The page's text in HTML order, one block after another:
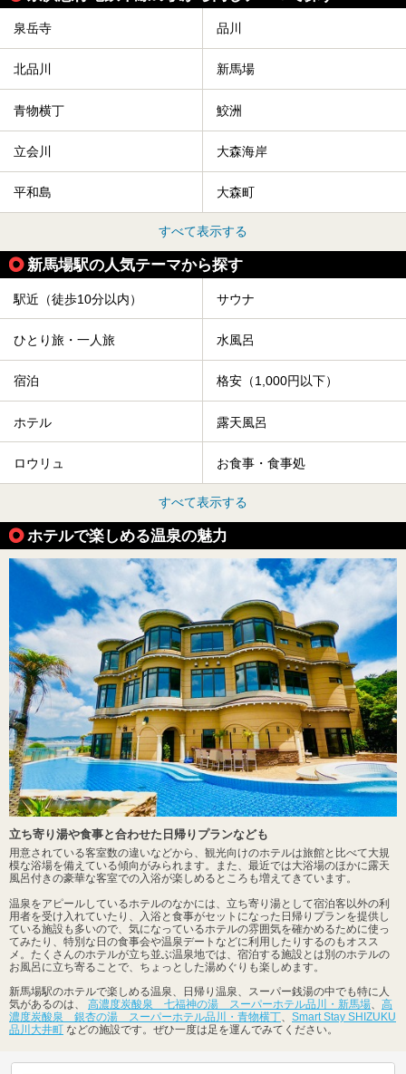
泉岳寺 品川
北品川 新馬場
青物横丁 鮫洲
立会川 大森海岸
平和島 大森町
すべて表示する
新馬場駅の人気テーマから探す
駅近（徒歩10分以内） サウナ
ひとり旅・一人旅 水風呂
宿泊 格安（1,000円以下）
ホテル 露天風呂
ロウリュ お食事・食事処
すべて表示する
ホテルで楽しめる温泉の魅力
立ち寄り湯や食事と合わせた日帰りプランなども
用意されている客室数の違いなどから、観光向けのホテルは旅館と比べて大規
模な浴場を備えている傾向がみられます。また、最近では大浴場のほかに露天
風呂付きの豪華な客室での入浴が楽しめるところも増えてきています。
温泉をアピールしているホテルのなかには、立ち寄り湯として宿泊客以外の利
用者を受け入れていたり、入浴と食事がセットになった日帰りプランを提供し
ている施設も多いので、気になっているホテルの雰囲気を確かめるために使っ
てみたり、特別な日の食事会や温泉デートなどに利用したりするのもオスス
メ。たくさんのホテルが立ち並ぶ温泉地では、宿泊する施設とは別のホテルの
お風呂に立ち寄ることで、ちょっとした湯めぐりも楽しめます。
新馬場駅のホテルで楽しめる温泉、日帰り温泉、スーパー銭湯の中でも特に人
気があるのは、 高濃度炭酸泉 七福神の湯 スーパーホテル品川・新馬場
高
濃度炭酸泉 銀杏の湯 スーパーホテル品川・青物横丁
Smart Stay SHIZUKU
品川大井町 などの施設です。ぜひ一度は足を運んでみてください。